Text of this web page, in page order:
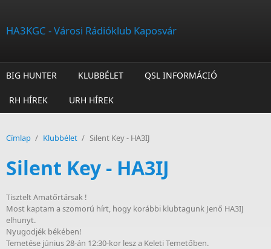
HA3KGC - Városi Rádióklub Kaposvár
BIG HUNTER KLUBBÉLET QSL INFORMÁCIÓ
RH HÍREK URH HÍREK
Címlap / Klubbélet / Silent Key - HA3IJ
Silent Key - HA3IJ
Tisztelt Amatőrtársak !
Most kaptam a szomorú hírt, hogy korábbi klubtagunk Jenő HA3IJ
elhunyt.
Nyugodjék békében!
Temetése június 28-án 12:30-kor lesz a Keleti Temetőben.